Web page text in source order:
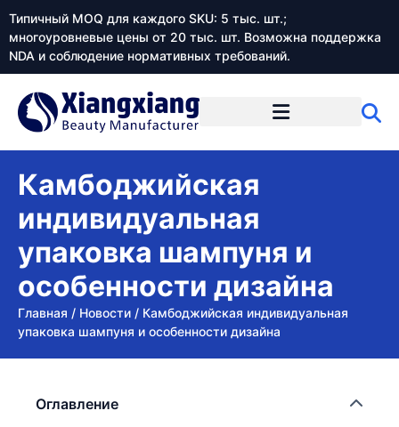
Типичный MOQ для каждого SKU: 5 тыс. шт.;
многоуровневые цены от 20 тыс. шт. Возможна поддержка
NDA и соблюдение нормативных требований.
Камбоджийская
индивидуальная
упаковка шампуня и
особенности дизайна
Главная / Новости / Камбоджийская индивидуальная
упаковка шампуня и особенности дизайна
Оглавление